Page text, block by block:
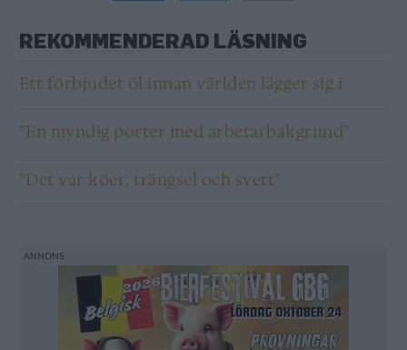
REKOMMENDERAD LÄSNING
Ett förbjudet öl innan världen lägger sig i
”En myndig porter med arbetarbakgrund”
”Det var köer, trängsel och svett”